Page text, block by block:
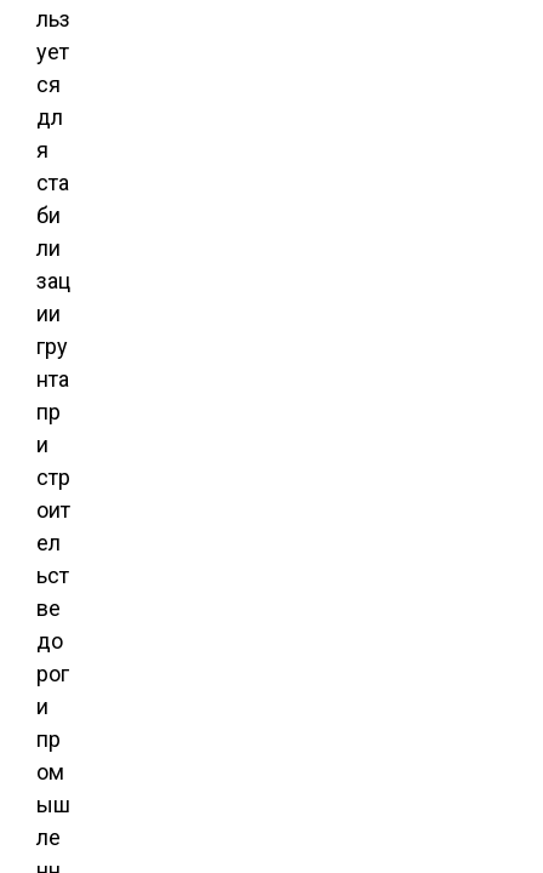
льз
ует
ся
дл
я
ста
би
ли
зац
ии
гру
нта
пр
и
стр
оит
ел
ьст
ве
до
рог
и
пр
ом
ыш
ле